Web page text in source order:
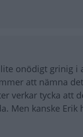
onödigt grinig i
att nämna
verkar tycka att
Men kanske Erik